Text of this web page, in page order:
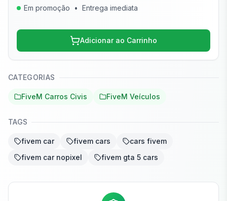
Em promoção • Entrega imediata
Adicionar ao Carrinho
CATEGORIAS
FiveM Carros Civis FiveM Veículos
TAGS
fivem car fivem cars
cars fivem
fivem car nopixel
fivem gta 5 cars